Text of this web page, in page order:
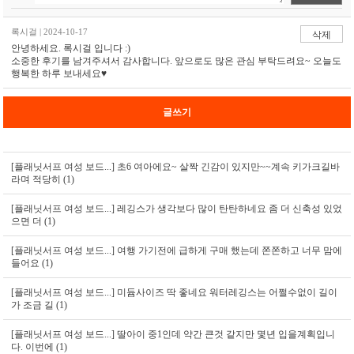
록시걸 | 2024-10-17
삭제
안녕하세요. 록시걸 입니다 :)
소중한 후기를 남겨주셔서 감사합니다. 앞으로도 많은 관심 부탁드려요~ 오늘도
행복한 하루 보내세요♥
글쓰기
[플래닛서프 여성 보드...] 초6 여아에요~ 살짝 긴감이 있지만~~계속 키가크길바
라며 적당히 (1)
[플래닛서프 여성 보드...]레깅스가 생각보다 많이 탄탄하네요 좀 더 신축성 있었
으면 더 (1)
[플래닛서프 여성 보드...] 여행 가기전에 급하게 구매 했는데 쫀쫀하고 너무 맘에
들어요 (1)
[플래닛서프 여성 보드...] 미듐사이즈 딱 좋네요 워터레깅스는 어쩔수없이 길이
가 조금 길 (1)
[플래닛서프 여성 보드...]딸아이 중1인데 약간 큰것 같지만 몇년 입을계획입니
다. 이번에 (1)